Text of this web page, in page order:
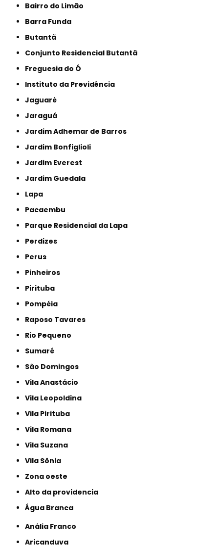
Bairro do Limão
Barra Funda
Butantã
Conjunto Residencial Butantã
Freguesia do Ó
Instituto da Previdência
Jaguaré
Jaraguá
Jardim Adhemar de Barros
Jardim Bonfiglioli
Jardim Everest
Jardim Guedala
Lapa
Pacaembu
Parque Residencial da Lapa
Perdizes
Perus
Pinheiros
Pirituba
Pompéia
Raposo Tavares
Rio Pequeno
Sumaré
São Domingos
Vila Anastácio
Vila Leopoldina
Vila Pirituba
Vila Romana
Vila Suzana
Vila Sônia
Zona oeste
alto da providencia
Água Branca
Anália Franco
Aricanduva